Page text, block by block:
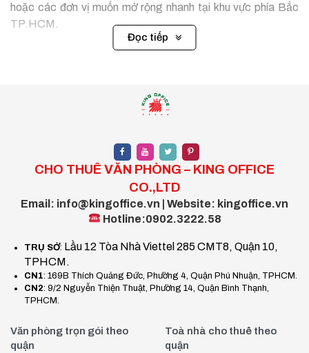
hoặc các đơn vị muốn mở rộng nhanh tại khu vực phía Bắc
TP.HCM.
Quận Gò Vấp nằm trên các tuyến đường lớn như Quang
kiệm đáng kể thời gian và chi phí vận chuyển, đồng thời nâng
2. Những lợi ích vượt trội của văn
phòng trọn gói Gò Vấp
2.1. Tiết kiệm vốn và thời gian
Thay vì phải đầu tư mua sắm nội thất hay lắp đặt hệ thống,
doanh nghiệp chỉ cần trả phí thuê để dọn vào làm việc ngay
trong ngày đầu tiên.
2.2. Dịch vụ tiện nghi tích hợp
Một số tiện ích tiêu biểu bao gồm:
Đọc tiếp
CHO THUÊ VĂN PHÒNG – KING OFFICE
CO.,LTD
Email: info@kingoffice.vn | Website: kingoffice.vn
Hotline:0902.3222.58
TRỤ SỞ: Lầu 12 Tòa Nhà Viettel 285 CMT8, Quận 10,
TPHCM.
CN1: 169B Thích Quảng Đức, Phường 4, Quận Phú Nhuận, TPHCM.
CN2: 9/2 Nguyễn Thiện Thuật, Phường 14, Quận Bình Thạnh,
TPHCM.
Văn phòng trọn gói theo
quận
Toà nhà cho thuê theo
quận